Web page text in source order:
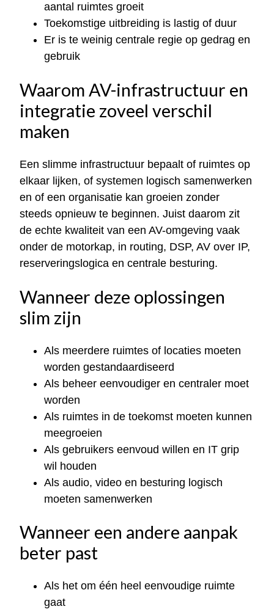
aantal ruimtes groeit
Toekomstige uitbreiding is lastig of duur
Er is te weinig centrale regie op gedrag en
gebruik
Waarom AV-infrastructuur en
integratie zoveel verschil
maken
Een slimme infrastructuur bepaalt of ruimtes op
elkaar lijken, of systemen logisch samenwerken
en of een organisatie kan groeien zonder
steeds opnieuw te beginnen. Juist daarom zit
de echte kwaliteit van een AV-omgeving vaak
onder de motorkap, in routing, DSP, AV over IP,
reserveringslogica en centrale besturing.
Wanneer deze oplossingen
slim zijn
Als meerdere ruimtes of locaties moeten
worden gestandaardiseerd
Als beheer eenvoudiger en centraler moet
worden
Als ruimtes in de toekomst moeten kunnen
meegroeien
Als gebruikers eenvoud willen en IT grip
wil houden
Als audio, video en besturing logisch
moeten samenwerken
Wanneer een andere aanpak
beter past
Als het om één heel eenvoudige ruimte
gaat